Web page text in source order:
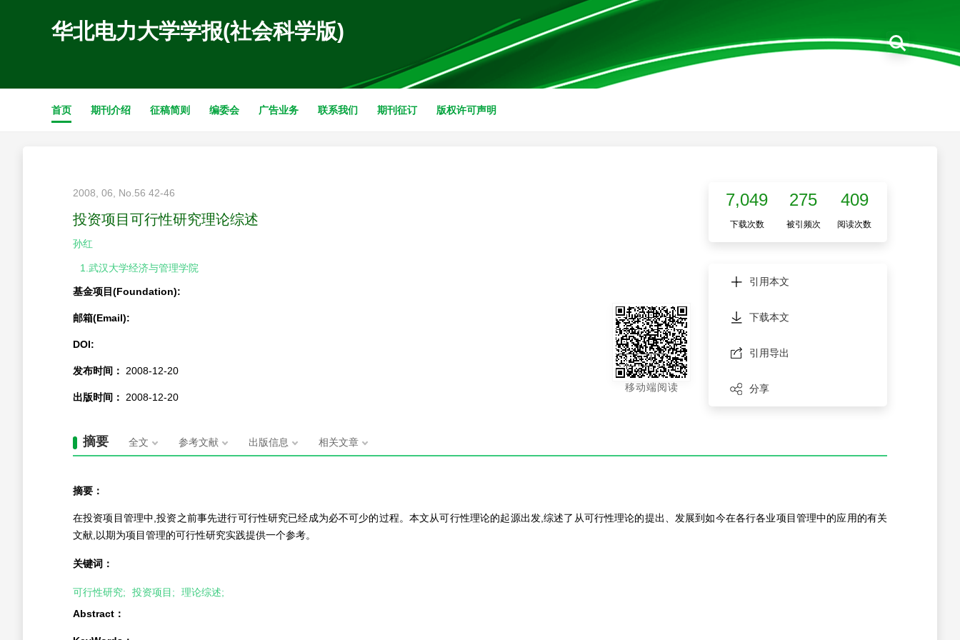
华北电力大学学报(社会科学版)
首页 期刊介绍 征稿简则 编委会 广告业务 联系我们 期刊征订 版权许可声明
2008, 06, No.56 42-46
投资项目可行性研究理论综述
孙红
1.武汉大学经济与管理学院
基金项目(Foundation):
邮箱(Email):
DOI:
发布时间： 2008-12-20
出版时间： 2008-12-20
移动端阅读
7,049 275 409
下载次数 被引频次 阅读次数
引用本文
下载本文
引用导出
分享
摘要 全文 参考文献 出版信息 相关文章
摘要：
在投资项目管理中,投资之前事先进行可行性研究已经成为必不可少的过程。本文从可行性理论的起源出发,综述了从可行性理论的提出、发展到如今在各行各业项目管理中的应用的有关
文献,以期为项目管理的可行性研究实践提供一个参考。
关键词：
可行性研究; 投资项目;
理论综述;
Abstract：